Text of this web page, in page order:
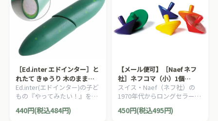
［Ed.inter エドインター］と
れたて きゅうり 木のままご
とあそび
Ed.inter(エドインター)の子ど
もの『やってみたい！』を叶
えてくれるエドインターの木
のままごとあそびシリーズ！
440円(税込484円)
【メール便可】［Naef ネフ
社］ネフコマ（小）1個
Kreisel klein
スイス・Naef（ネフ社）の
1970年代からロングセラー。
どの年代でも高い人気を誇る
「ネフコマ」です。
450円(税込495円)